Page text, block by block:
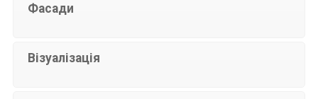
Фасади
Візуалізація